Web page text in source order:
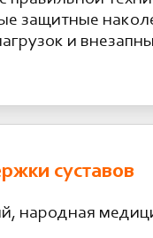
защитные
и
суставов
народная